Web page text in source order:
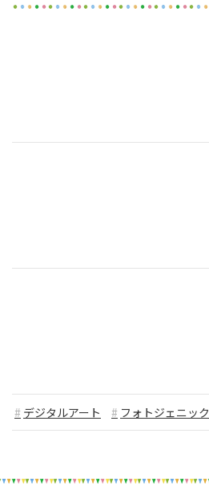
デジタルアート フォトジェニック